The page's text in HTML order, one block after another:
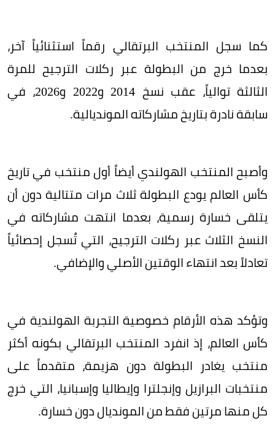
كما سجل المنتخب البرتقالي رقماً استثنائياً آخر،
بعدما خرج من البطولة عبر ركلات الترجيح للمرة
الثالثة توالياً، عقب نسخ 2014 و2022 و2026، في
سابقة نادرة بتاريخ مشاركاته المونديالية.
وأصبح المنتخب الهولندي أيضاً أول منتخب في تاريخ
كأس العالم يودع البطولة ثلاث مرات متتالية دون أن
يتلقى خسارة رسمية، بعدما انتهت مشاركاته في
النسخ الثلاث عبر ركلات الترجيح، التي تُسجل إحصائياً
تعادلاً بعد انتهاء الوقتين الأصلي والإضافي.
وتؤكد هذه الأرقام خصوصية التجربة الهولندية في
كأس العالم، إذ انفرد المنتخب البرتقالي بكونه أكثر
منتخب يغادر البطولة دون هزيمة، متقدماً على
منتخبات البرازيل وإنجلترا وإيطاليا وإسبانيا، التي خرج
كل منها مرتين فقط من المونديال دون خسارة.